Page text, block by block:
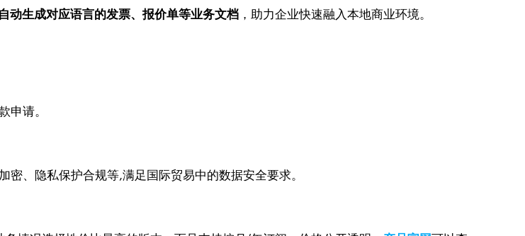
自动生成对应语言的发票、报价单等业务文档 ，助力企业快速融入本地商业环境。
申请。
、隐私保护合规等,满足国际贸易中的数据安全要求。